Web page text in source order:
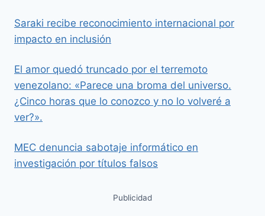
Saraki recibe reconocimiento internacional por
impacto en inclusión
El amor quedó truncado por el terremoto
venezolano: «Parece una broma del universo.
¿Cinco horas que lo conozco y no lo volveré a
ver?».
MEC denuncia sabotaje informático en
investigación por títulos falsos
Publicidad